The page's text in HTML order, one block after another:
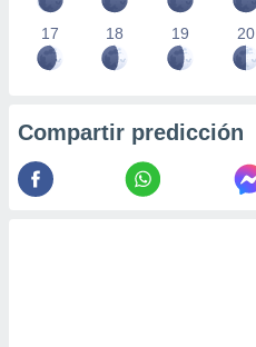
17 18 19 20
Compartir predicción